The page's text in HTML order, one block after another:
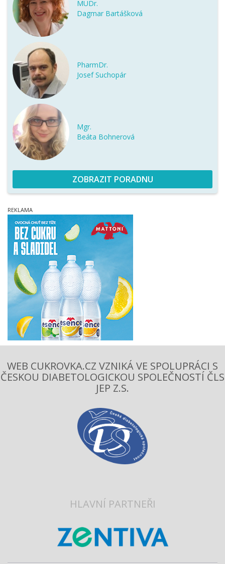
MUDr.
Dagmar Bartášková
PharmDr.
Josef Suchopár
Mgr.
Beáta Bohnerová
ZOBRAZIT PORADNU
WEB CUKROVKA.CZ VZNIKÁ VE SPOLUPRÁCI S
ČESKOU DIABETOLOGICKOU SPOLEČNOSTÍ ČLS
JEP Z.S.
HLAVNÍ PARTNEŘI